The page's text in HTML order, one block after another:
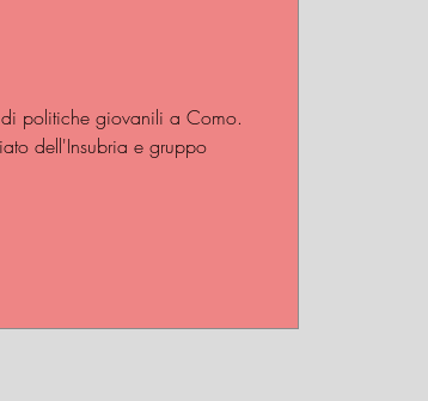
di politiche giovanili a Como.
dell'Insubria e gruppo